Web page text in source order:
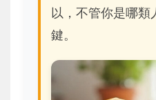
以，不管你是哪類
鍵。